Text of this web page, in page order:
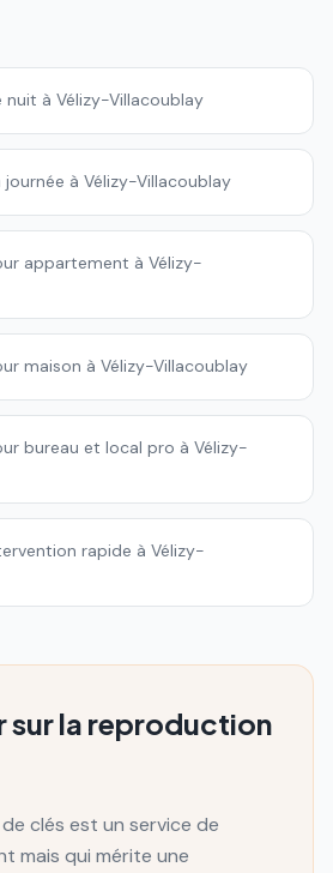
nuit à Vélizy-Villacoublay
à Vélizy-Villacoublay
appartement à Vélizy-
maison à Vélizy-Villacoublay
bureau et local pro à Vélizy-
rapide à Vélizy-
sur la reproduction
clés est un service de
mais qui mérite une